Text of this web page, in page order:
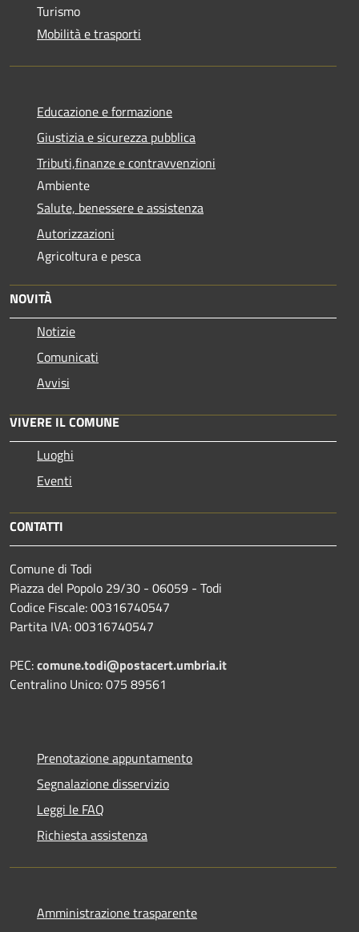
Turismo
Mobilità e trasporti
Educazione e formazione
Giustizia e sicurezza pubblica
Tributi,finanze e contravvenzioni
Ambiente
Salute, benessere e assistenza
Autorizzazioni
Agricoltura e pesca
NOVITÀ
Notizie
Comunicati
Avvisi
VIVERE IL COMUNE
Luoghi
Eventi
CONTATTI
Comune di Todi
Piazza del Popolo 29/30 - 06059 - Todi
Codice Fiscale: 00316740547
Partita IVA: 00316740547
PEC:comune.todi@postacert.umbria.it
Centralino Unico: 075 89561
Prenotazione appuntamento
Segnalazione disservizio
Leggi le FAQ
Richiesta assistenza
Amministrazione trasparente